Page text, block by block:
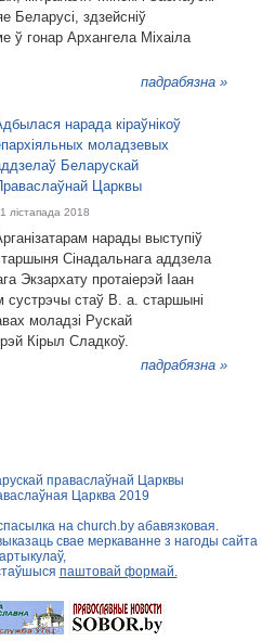
Беларусі, здзейсніў
ў гонар Архангела Міхаіла
падрабязна »
нарада кіраўнікоў
моладзевых
Беларускай
Царквы
лістапада 2018
нарады выступіў
Сінадальнага аддзела
Экзархату протаіерэй Іаан
стаў В. а. старшыні
моладзі Рускай
Кірыл Сладкоў.
падрабязна »
праваслаўнай Царквы
Царква 2019
на church.by абавязковая.
свае меркаванне з нагоды сайта
паштовай формай.